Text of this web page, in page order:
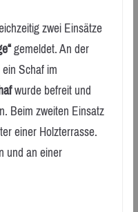
zwei Einsätze
gemeldet. An der
Schaf im
wurde befreit und
Beim zweiten Einsatz
einer Holzterrasse.
und an einer